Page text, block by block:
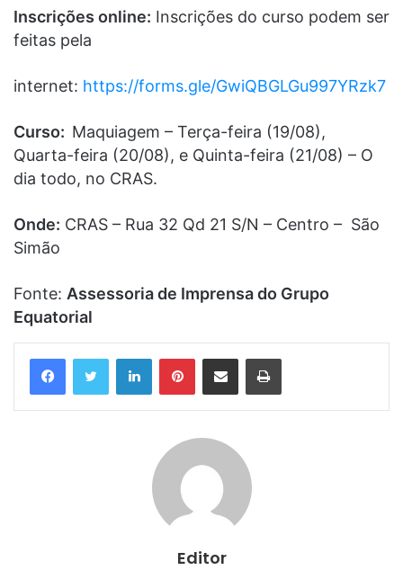
Inscrições online: Inscrições do curso podem ser
feitas pela
internet: https://forms.gle/GwiQBGLGu997YRzk7
Curso: Maquiagem – Terça-feira (19/08),
Quarta-feira (20/08), e Quinta-feira (21/08) – O
dia todo, no CRAS.
Onde: CRAS – Rua 32 Qd 21 S/N – Centro – São
Simão
Fonte: Assessoria de Imprensa do Grupo
Equatorial
LinkedinPinterestCompartilhar via e-mail Imprimir
Editor